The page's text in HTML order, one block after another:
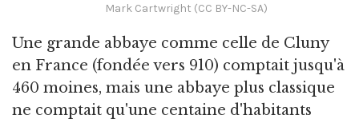
Mark Cartwright (CC BY-NC-SA)
Une grande abbaye comme celle de Cluny
en France (fondée vers 910) comptait jusqu'à
460 moines, mais une abbaye plus classique
ne comptait qu'une centaine d'habitants